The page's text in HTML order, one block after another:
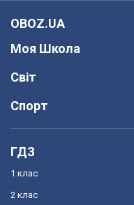
OBOZ.UA
Моя Школа
Світ
Спорт
ГДЗ
1 клас
2 клас